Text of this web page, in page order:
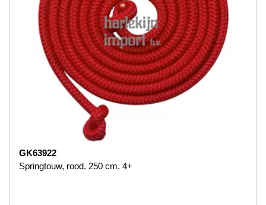
GK63922
Springtouw, rood. 250 cm. 4+